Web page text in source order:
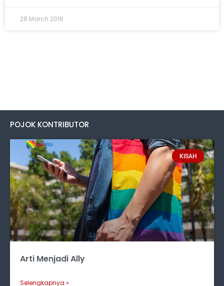
28 March 2016
POJOK KONTRIBUTOR
KISAH
Arti Menjadi Ally
Selengkapnya »